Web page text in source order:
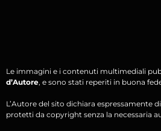
Le immagini e i contenuti multimediali
d’Autore, e sono stati reperiti in buona
L’Autore del sito dichiara
protetti da copyright senza la necessaria